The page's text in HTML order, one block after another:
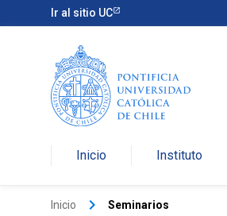
Ir al sitio UC
Inicio Instituto
Inicio keyboard_arrow_right Seminarios